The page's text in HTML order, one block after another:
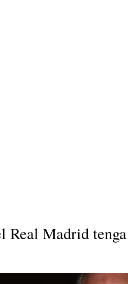
Real Madrid